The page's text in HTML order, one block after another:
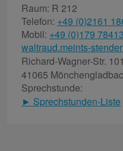
Raum: R 212
Telefon: +49 (0)2161
Mobil: +49 (0)179
waltraud.meints-
Richard-Wagner-Str. 101
41065
Sprechstunde:
► Sprechstunden-Liste